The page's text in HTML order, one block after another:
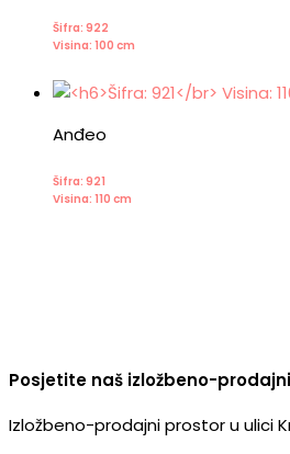
Šifra: 922
Visina: 100 cm
Anđeo
Šifra: 921
Visina: 110 cm
Posjetite naš izložbeno-
Izložbeno-prodajni prostor u ulici